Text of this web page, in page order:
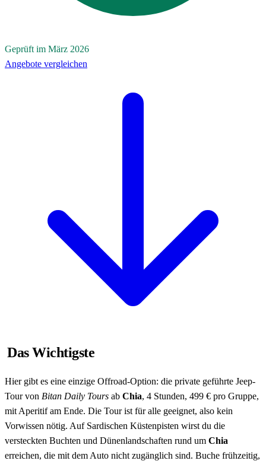
Geprüft im März 2026
Angebote vergleichen
Das Wichtigste
Hier gibt es eine einzige Offroad-Option: die private geführte Jeep-
Tour von Bitan Daily Tours ab Chia, 4 Stunden, 499 € pro Gruppe,
mit Aperitif am Ende. Die Tour ist für alle geeignet, also kein
Vorwissen nötig. Auf Sardischen Küstenpisten wirst du die
versteckten Buchten und Dünenlandschaften rund um Chia
erreichen, die mit dem Auto nicht zugänglich sind. Buche frühzeitig,